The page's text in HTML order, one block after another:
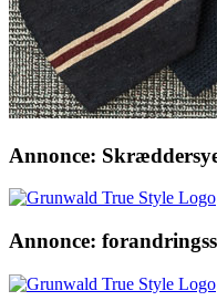
Annonce:
Annonce: